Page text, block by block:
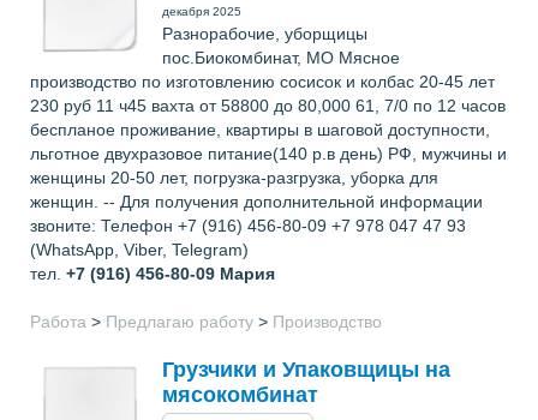
декабря 2025
Разнорабочие, уборщицы
пос.Биокомбинат, МО Мясное
производство по изготовлению сосисок и колбас 20-45 лет
230 руб 11 ч45 вахта от 58800 до 80,000 61, 7/0 по 12 часов
беспланое проживание, квартиры в шаговой доступности,
льготное двухразовое питание(140 р.в день) РФ, мужчины и
женщины 20-50 лет, погрузка-разгрузка, уборка для
женщин. -- Для получения дополнительной информации
звоните: Телефон +7 (916) 456-80-09 +7 978 047 47 93
(WhatsApp, Viber, Telegram)
тел. +7 (916) 456-80-09 Мария
Работа > Предлагаю работу > Производство
Грузчики и Упаковщицы на
мясокомбинат